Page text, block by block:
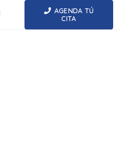
AGENDA TÚ
CITA